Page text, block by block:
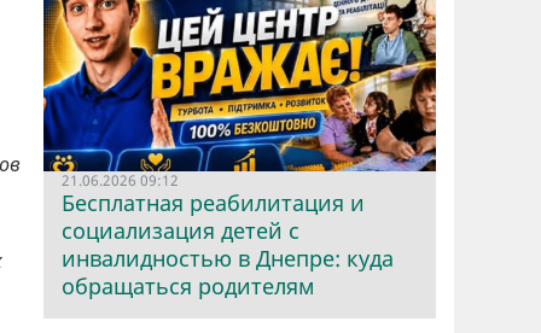
21.06.2026 09:12
Бесплатная реабилитация и
социализация детей с
инвалидностью в Днепре: куда
обращаться родителям